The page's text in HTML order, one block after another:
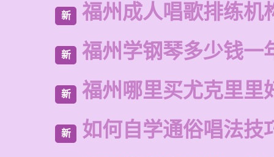
新 福州成人唱歌排练机
新 福州学钢琴多少钱一
新 福州哪里买尤克里里
新 如何自学通俗唱法技